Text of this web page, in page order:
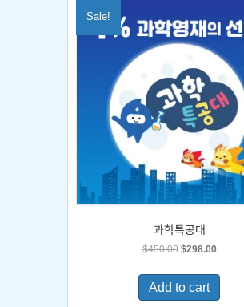
Sale!
과학특공대
$450.00 Original
was:
$450.00.
$298.00Current
is:
Add to cart